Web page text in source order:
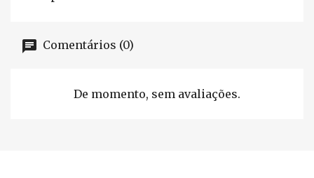
Comentários (0)
De momento, sem avaliações.